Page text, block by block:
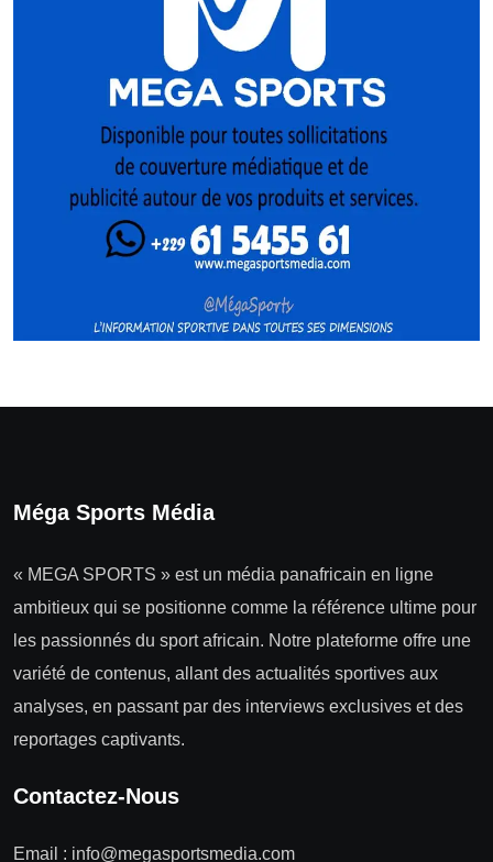
Méga Sports Média
« MEGA SPORTS » est un média panafricain en ligne
ambitieux qui se positionne comme la référence ultime pour
les passionnés du sport africain. Notre plateforme offre une
variété de contenus, allant des actualités sportives aux
analyses, en passant par des interviews exclusives et des
reportages captivants.
Contactez-Nous
Email : info@megasportsmedia.com